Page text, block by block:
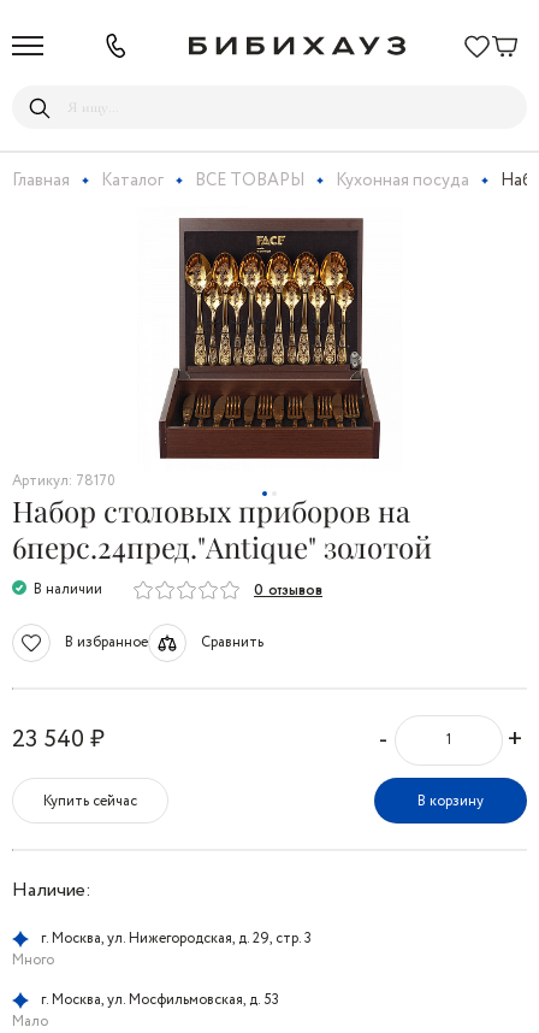
Главная Каталог ВСЕ ТОВАРЫ Кухонная посуда
Артикул: 78170
Набор столовых приборов на
6перс.24пред."Antique" золотой
В наличии 0 отзывов
В избранное Сравнить
23 540 ₽ - +
Купить сейчас В корзину
Наличие:
г. Москва, ул. Нижегородская, д. 29, стр. 3
Много
г. Москва, ул. Мосфильмовская, д. 53
Мало